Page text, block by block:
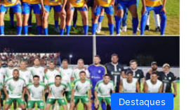
Destaques